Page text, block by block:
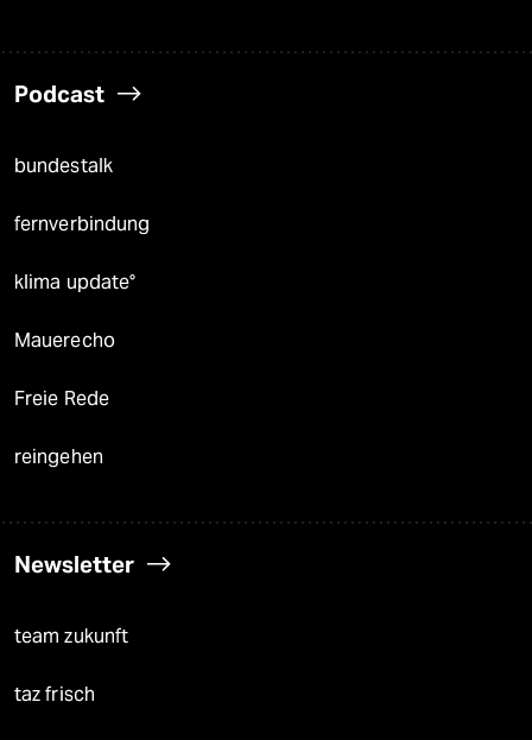
Podcast
bundestalk
fernverbindung
klima update°
Mauerecho
Freie Rede
reingehen
Newsletter
team zukunft
taz frisch